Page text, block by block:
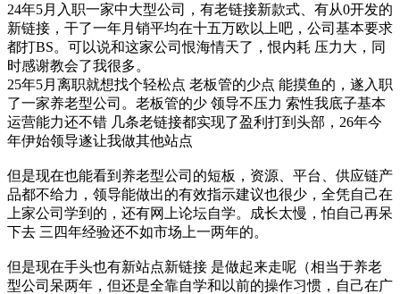
24年5月入职一家中大型公司，有老链接新款式、有从0开发的
新链接，干了一年月销平均在十五万欧以上吧，公司基本要求
都打BS。可以说和这家公司恨海情天了，恨内耗 压力大，同
时感谢教会了我很多。
25年5月离职就想找个轻松点 老板管的少点 能摸鱼的，遂入职
了一家养老型公司。老板管的少 领导不压力 索性我底子基本
运营能力还不错 几条老链接都实现了盈利打到头部，26年今
年伊始领导遂让我做其他站点
但是现在也能看到养老型公司的短板，资源、平台、供应链产
品都不给力，领导能做出的有效指示建议也很少，全凭自己在
上家公司学到的，还有网上论坛自学。成长太慢，怕自己再呆
下去 三四年经验还不如市场上一两年的。
但是现在手头也有新站点新链接 是做起来走呢（相当于养老
型公司呆两年，但还是全靠自学和以前的操作习惯，自己在广